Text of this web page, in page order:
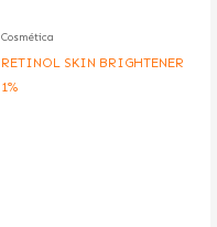
Cosmética
RETINOL SKIN BRIGHTENER
1%